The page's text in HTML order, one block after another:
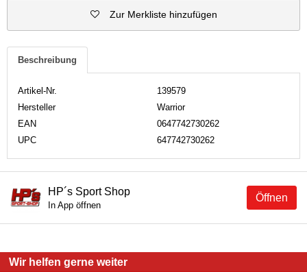
Zur Merkliste hinzufügen
Beschreibung
Artikel-Nr.
139579
Hersteller
Warrior
EAN
0647742730262
UPC
647742730262
Öffnen
HP´s Sport Shop
In App öffnen
Wir helfen gerne weiter